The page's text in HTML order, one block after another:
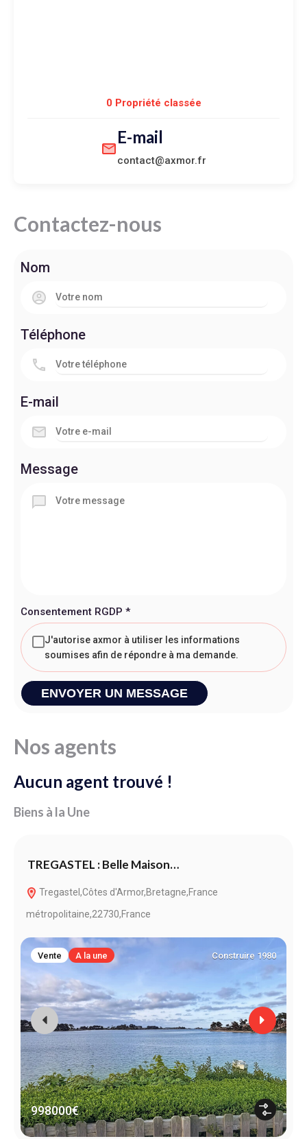
0 Propriété classée
E-mail
contact@axmor.fr
Contactez-nous
Nom
Téléphone
E-mail
Message
Consentement RGDP *
J'autorise axmor à utiliser les informations
soumises afin de répondre à ma demande.
ENVOYER UN MESSAGE
Nos agents
Aucun agent trouvé !
Biens à la Une
TREGASTEL : Belle Maison…
Tregastel,Côtes d'Armor,Bretagne,France
métropolitaine,22730,France
Vente A la une Construire 1980
998000€